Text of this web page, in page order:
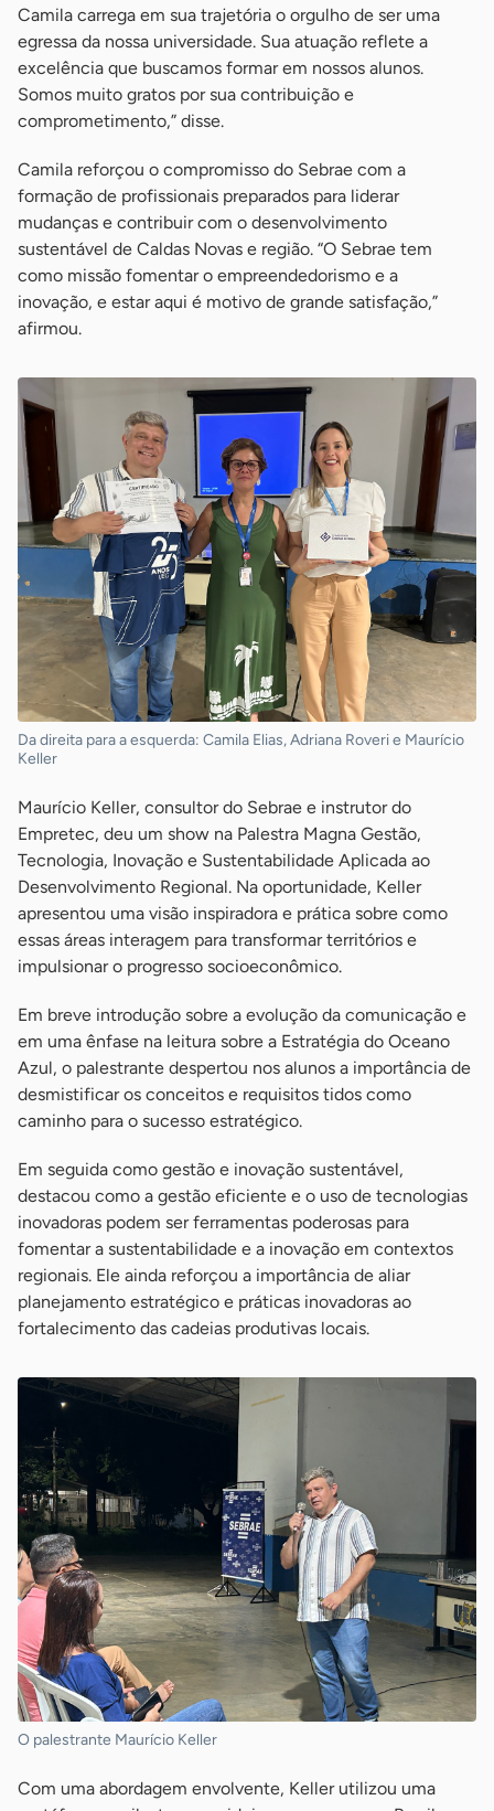
Camila carrega em sua trajetória o orgulho de ser uma
egressa da nossa universidade. Sua atuação reflete a
excelência que buscamos formar em nossos alunos.
Somos muito gratos por sua contribuição e
comprometimento,” disse.
Camila reforçou o compromisso do Sebrae com a
formação de profissionais preparados para liderar
mudanças e contribuir com o desenvolvimento
sustentável de Caldas Novas e região. “O Sebrae tem
como missão fomentar o empreendedorismo e a
inovação, e estar aqui é motivo de grande satisfação,”
afirmou.
Da direita para a esquerda: Camila Elias, Adriana Roveri e Maurício
Keller
Maurício Keller, consultor do Sebrae e instrutor do
Empretec, deu um show na Palestra Magna Gestão,
Tecnologia, Inovação e Sustentabilidade Aplicada ao
Desenvolvimento Regional. Na oportunidade, Keller
apresentou uma visão inspiradora e prática sobre como
essas áreas interagem para transformar territórios e
impulsionar o progresso socioeconômico.
Em breve introdução sobre a evolução da comunicação e
em uma ênfase na leitura sobre a Estratégia do Oceano
Azul, o palestrante despertou nos alunos a importância de
desmistificar os conceitos e requisitos tidos como
caminho para o sucesso estratégico.
Em seguida como gestão e inovação sustentável,
destacou como a gestão eficiente e o uso de tecnologias
inovadoras podem ser ferramentas poderosas para
fomentar a sustentabilidade e a inovação em contextos
regionais. Ele ainda reforçou a importância de aliar
planejamento estratégico e práticas inovadoras ao
fortalecimento das cadeias produtivas locais.
O palestrante Maurício Keller
Com uma abordagem envolvente, Keller utilizou uma